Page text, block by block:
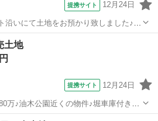
提携サイト 12月24日
沿いにて土地をお預かり致しました♪車
す♪
土地売買
地
提携サイト 12月24日
♪油木公園近くの物件♪堀車庫付き♪